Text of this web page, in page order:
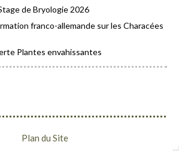
de Bryologie 2026
franco-allemande sur les Characées
Plantes envahissantes
Plan du Site